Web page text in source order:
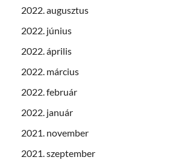
2022. augusztus
2022. június
2022. április
2022. március
2022. február
2022. január
2021. november
2021. szeptember